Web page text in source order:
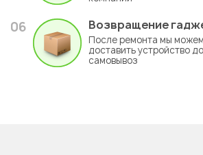
06 Возвращение
После ремонта мы
доставить устройство
самовывоз